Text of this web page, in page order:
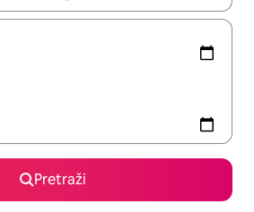
Pretraži